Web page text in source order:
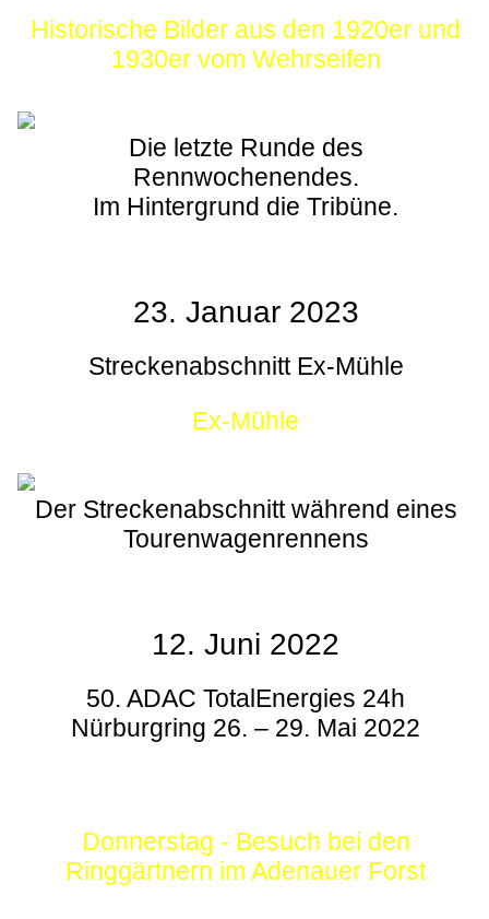
Historische Bilder aus den 1920er und
1930er vom Wehrseifen
Die letzte Runde des
Rennwochenendes.
Im Hintergrund die Tribüne.
23. Januar 2023
Streckenabschnitt Ex-Mühle
Ex-Mühle
Der Streckenabschnitt während eines
Tourenwagenrennens
12. Juni 2022
50. ADAC TotalEnergies 24h
Nürburgring 26. – 29. Mai 2022
Donnerstag - Besuch bei den
Ringgärtnern im Adenauer Forst